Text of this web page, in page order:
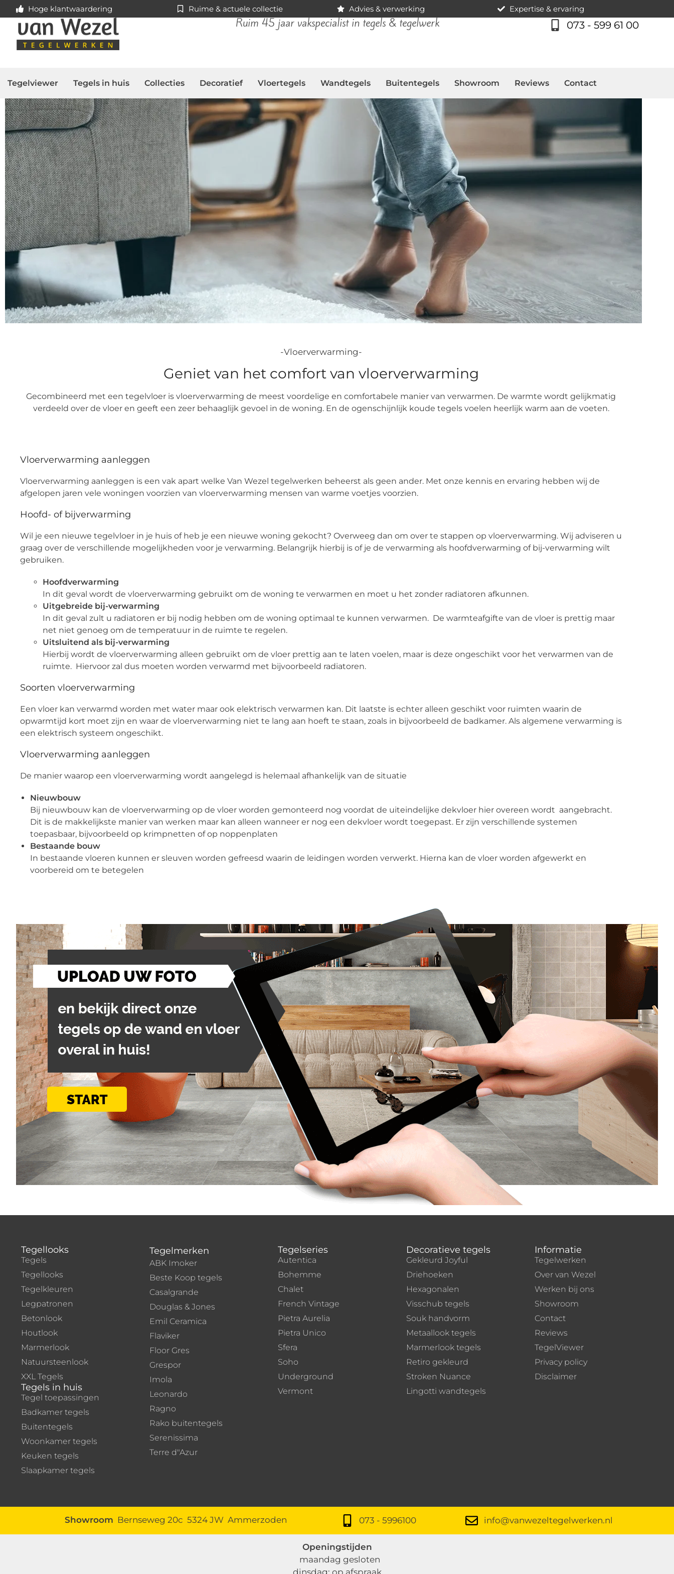
Hoge klantwaardering Ruime & actuele collectie Advies & verwerking Expertise & ervaring
Ruim 45 jaar vakspecialist in tegels & tegelwerk 073 - 599 61 00
Tegelviewer Tegels in huis Collecties Decoratief Vloertegels Wandtegels Buitentegels Showroom Reviews Contact
-Vloerverwarming-
Geniet van het comfort van vloerverwarming
Gecombineerd met een tegelvloer is vloerverwarming de meest voordelige en comfortabele manier van verwarmen. De warmte wordt gelijkmatig
verdeeld over de vloer en geeft een zeer behaaglijk gevoel in de woning. En de ogenschijnlijk koude tegels voelen heerlijk warm aan de voeten.
Vloerverwarming aanleggen
Vloerverwarming aanleggen is een vak apart welke Van Wezel tegelwerken beheerst als geen ander. Met onze kennis en ervaring hebben wij de
afgelopen jaren vele woningen voorzien van vloerverwarming mensen van warme voetjes voorzien.
Hoofd- of bijverwarming
Wil je een nieuwe tegelvloer in je huis of heb je een nieuwe woning gekocht? Overweeg dan om over te stappen op vloerverwarming. Wij adviseren u
graag over de verschillende mogelijkheden voor je verwarming. Belangrijk hierbij is of je de verwarming als hoofdverwarming of bij-verwarming wilt
gebruiken.
Hoofdverwarming
In dit geval wordt de vloerverwarming gebruikt om de woning te verwarmen en moet u het zonder radiatoren afkunnen.
Uitgebreide bij-verwarming
In dit geval zult u radiatoren er bij nodig hebben om de woning optimaal te kunnen verwarmen. De warmteafgifte van de vloer is prettig maar
net niet genoeg om de temperatuur in de ruimte te regelen.
Uitsluitend als bij-verwarming
Hierbij wordt de vloerverwarming alleen gebruikt om de vloer prettig aan te laten voelen, maar is deze ongeschikt voor het verwarmen van de
ruimte. Hiervoor zal dus moeten worden verwarmd met bijvoorbeeld radiatoren.
Soorten vloerverwarming
Een vloer kan verwarmd worden met water maar ook elektrisch verwarmen kan. Dit laatste is echter alleen geschikt voor ruimten waarin de
opwarmtijd kort moet zijn en waar de vloerverwarming niet te lang aan hoeft te staan, zoals in bijvoorbeeld de badkamer. Als algemene verwarming is
een elektrisch systeem ongeschikt.
Vloerverwarming aanleggen
De manier waarop een vloerverwarming wordt aangelegd is helemaal afhankelijk van de situatie
Nieuwbouw
Bij nieuwbouw kan de vloerverwarming op de vloer worden gemonteerd nog voordat de uiteindelijke dekvloer hier overeen wordt aangebracht.
Dit is de makkelijkste manier van werken maar kan alleen wanneer er nog een dekvloer wordt toegepast. Er zijn verschillende systemen
toepasbaar, bijvoorbeeld op krimpnetten of op noppenplaten
Bestaande bouw
In bestaande vloeren kunnen er sleuven worden gefreesd waarin de leidingen worden verwerkt. Hierna kan de vloer worden afgewerkt en
voorbereid om te betegelen
Tegellooks
Tegels
Tegellooks
Tegelkleuren
Legpatronen
Betonlook
Houtlook
Marmerlook
Natuursteenlook
XXL Tegels
Tegels in huis
Tegel toepassingen
Badkamer tegels
Buitentegels
Woonkamer tegels
Keuken tegels
Slaapkamer tegels
Tegelmerken
ABK Imoker
Beste Koop tegels
Casalgrande
Douglas & Jones
Emil Ceramica
Flaviker
Floor Gres
Grespor
Imola
Leonardo
Ragno
Rako buitentegels
Serenissima
Terre d"Azur
Tegelseries
Autentica
Bohemme
Chalet
French Vintage
Pietra Aurelia
Pietra Unico
Sfera
Soho
Underground
Vermont
Decoratieve tegels
Gekleurd Joyful
Driehoeken
Hexagonalen
Visschub tegels
Souk handvorm
Metaallook tegels
Marmerlook tegels
Retiro gekleurd
Stroken Nuance
Lingotti wandtegels
Informatie
Tegelwerken
Over van Wezel
Werken bij ons
Showroom
Contact
Reviews
TegelViewer
Privacy policy
Disclaimer
info@vanwezeltegelwerken.nl
073 - 5996100
Showroom Bernseweg 20c 5324 JW Ammerzoden
Openingstijden
maandag gesloten
dinsdag: op afspraak